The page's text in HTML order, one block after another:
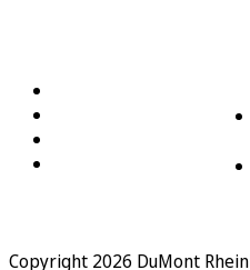
Copyright 2026 DuMont